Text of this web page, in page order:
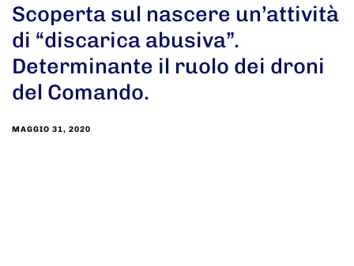
Scoperta sul nascere un’attività
di “discarica abusiva”.
Determinante il ruolo dei droni
del Comando.
MAGGIO 31, 2020